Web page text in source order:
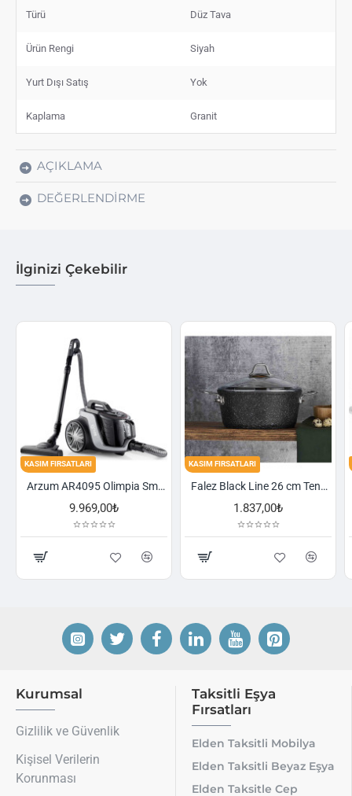
Türü Düz Tava
Ürün Rengi Siyah
Yurt Dışı Satış Yok
Kaplama Granit
AÇIKLAMA
DEĞERLENDIRME
İlginizi Çekebilir
Arzum AR4095 Olimpia Smart Cyclone Filtreli Süpürge - Füme
KASIM FIRSATLARI
Falez Black Line 26 cm Tencere
KASIM
Kurumsal
Gizlilik ve Güvenlik
Kişisel Verilerin
Korunması
Taksitli Eşya
Fırsatları
Elden Taksitli Mobilya
Elden Taksitli Beyaz Eşya
Elden Taksitle Cep